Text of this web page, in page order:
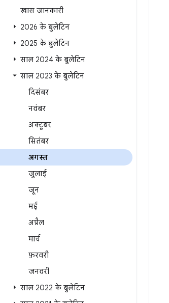
खास जानकारी
2026 के बुलेटिन
2025 के बुलेटिन
साल 2024 के बुलेटिन
साल 2023 के बुलेटिन
दिसंबर
नवंबर
अक्टूबर
सितंबर
अगस्त
जुलाई
जून
मई
अप्रैल
मार्च
फ़रवरी
जनवरी
साल 2022 के बुलेटिन